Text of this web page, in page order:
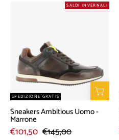
Sneakers
Marrone
SALDI INVERNALI
SPEDIZIONE GRATIS
Sneakers Ambitious Uomo -
Marrone
€101,50 €145,00